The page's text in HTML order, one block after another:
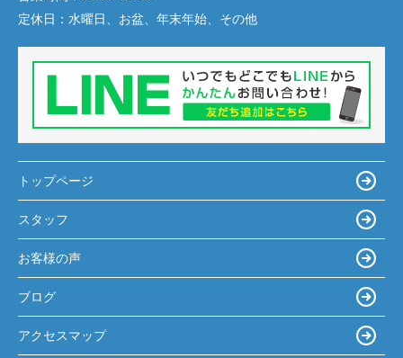
定休日： 水曜日、お盆、年末年始、その他
トップページ
スタッフ
お客様の声
ブログ
アクセスマップ